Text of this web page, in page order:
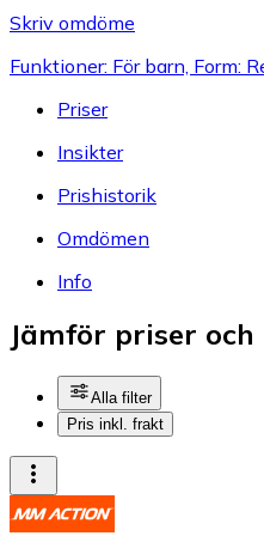
Skriv omdöme
Funktioner: För barn, Form:
Priser
Insikter
Prishistorik
Omdömen
Info
Jämför priser
Alla filter
Pris inkl. frakt